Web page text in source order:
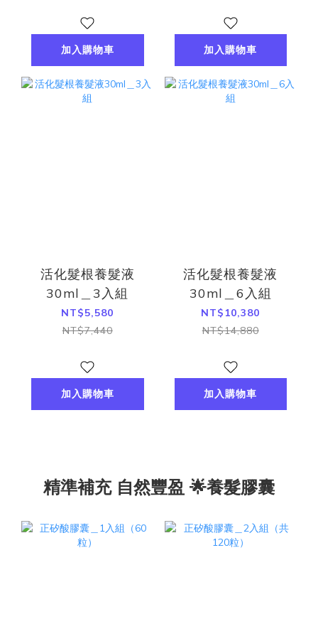
加入購物車 加入購物車
活化髮根養髮液
30ml＿3入組
NT$5,580
NT$7,440
加入購物車
活化髮根養髮液
30ml＿6入組
NT$10,380
NT$14,880
加入購物車
精準補充 自然豐盈 🌟養髮膠囊